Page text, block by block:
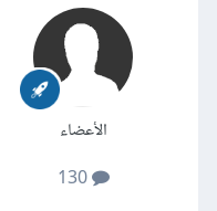
الأعضاء
130